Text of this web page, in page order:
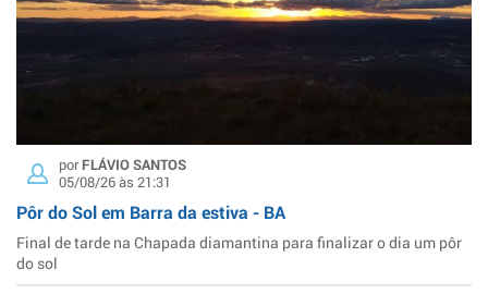
porFLÁVIO SANTOS
05/08/26 às 21:31
Pôr do Sol em Barra da estiva - BA
Final de tarde na Chapada diamantina para finalizar o dia um pôr
do sol